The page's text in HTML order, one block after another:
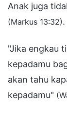
Anak juga
(Markus 13:32).
"Jika engkau
kepadamu
akan tahu
kepadamu"